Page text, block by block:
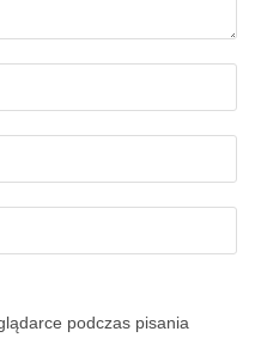
podczas pisania